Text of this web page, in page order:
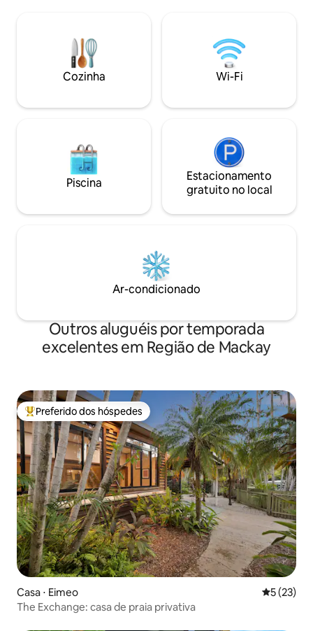
oferece total privacidade, conforto e o
lugar perfeito para se desconectar,
relaxar e recarregar as energias. Uma
joia escondida a apenas 20 minutos de
Beach.
adiante, no
sua própria
dois.
Cozinha Wi-Fi
Piscina
Estacionamento
gratuito no local
Ar-condicionado
Outros aluguéis por temporada
excelentes em Região de Mackay
Entre os melhores preferidos dos hóspedes
Preferido dos hóspedes
Casa ⋅ Eimeo 5 de uma
5 (23)
The Exchange: casa de praia privativa